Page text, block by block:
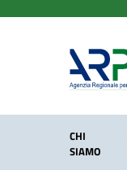
CHI
SIAMO